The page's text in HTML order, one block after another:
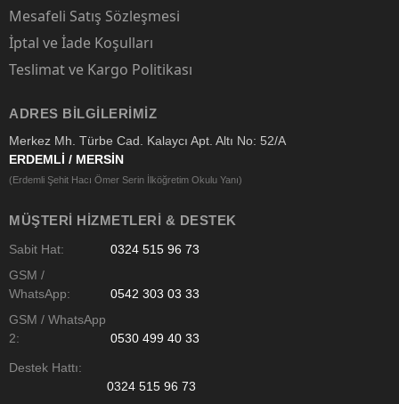
Mesafeli Satış Sözleşmesi
İptal ve İade Koşulları
Teslimat ve Kargo Politikası
ADRES BILGILERIMIZ
Merkez Mh. Türbe Cad. Kalaycı Apt. Altı No: 52/A
ERDEMLİ / MERSİN
(Erdemli Şehit Hacı Ömer Serin İlköğretim Okulu Yanı)
MÜŞTERI HIZMETLERI & DESTEK
Sabit Hat:
0324 515 96 73
GSM /
WhatsApp:
0542 303 03 33
GSM / WhatsApp
2:
0530 499 40 33
Destek Hattı:
0324 515 96 73